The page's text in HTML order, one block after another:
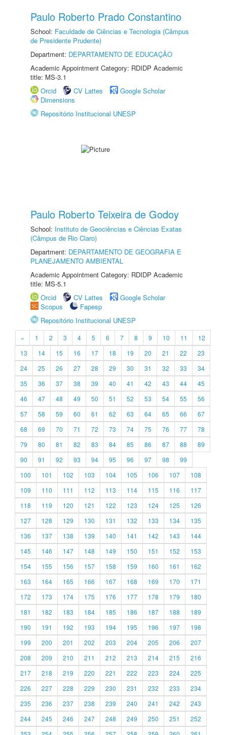
Paulo Roberto Prado Constantino
School: Faculdade de Ciências e Tecnologia (Câmpus
de Presidente Prudente)
Department: DEPARTAMENTO DE EDUCAÇÃO
Academic Appointment Category: RDIDP Academic
title: MS-3.1
Orcid
CV Lattes
Google Scholar
Dimensions
Repositório Institucional UNESP
Paulo Roberto Teixeira de Godoy
School: Instituto de Geociências e Ciências Exatas
(Câmpus de Rio Claro)
Department: DEPARTAMENTO DE GEOGRAFIA E
PLANEJAMENTO AMBIENTAL
Academic Appointment Category: RDIDP Academic
title: MS-5.1
Orcid
CV Lattes
Google Scholar
Scopus
Fapesp
Repositório Institucional UNESP
« 1 2 3 4 5 6 7 8 9 10 11
12
13
14 15 16 17 18 19 20 21 22
23
24
25 26 27 28 29 30 31 32 33
34
35
36 37 38 39 40 41 42 43 44
45
46
47 48 49 50 51 52 53 54 55
56
57
58 59 60 61 62 63 64 65 66
67
68
69 70 71 72 73 74 75 76 77
78
79
80 81 82 83 84 85 86 87 88
89
90
91 92 93 94 95 96 97 98
99
100
101 102 103 104 105 106 107
108
109
110 111 112 113 114 115 116
117
118
119 120 121 122 123 124 125
126
127
128 129 130 131 132 133 134
135
136
137 138 139 140 141 142 143
144
145
146 147 148 149 150 151 152
153
154
155 156 157 158 159 160 161
162
163
164 165 166 167 168 169 170
171
172
173 174 175 176 177 178 179
180
181
182 183 184 185 186 187 188
189
190
191 192 193 194 195 196 197
198
199
200 201 202 203 204 205 206
207
208
209 210 211 212 213 214 215
216
217
218 219 220 221 222 223 224
225
226
227 228 229 230 231 232 233
234
235
236 237 238 239 240 241 242
243
244
245 246 247 248 249 250 251
252